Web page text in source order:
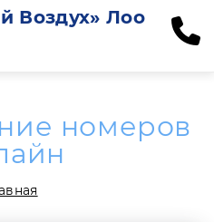
Воздух» Лоо
номеров